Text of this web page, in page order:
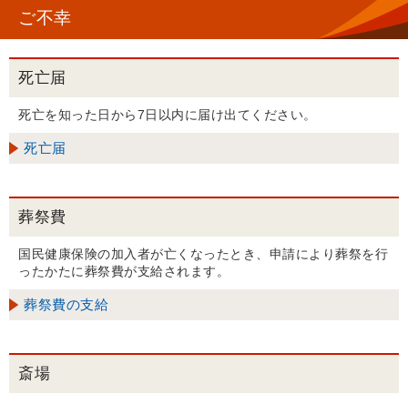
ご不幸
死亡届
死亡を知った日から7日以内に届け出てください。
死亡届
葬祭費
国民健康保険の加入者が亡くなったとき、申請により葬祭を行
ったかたに葬祭費が支給されます。
葬祭費の支給
斎場